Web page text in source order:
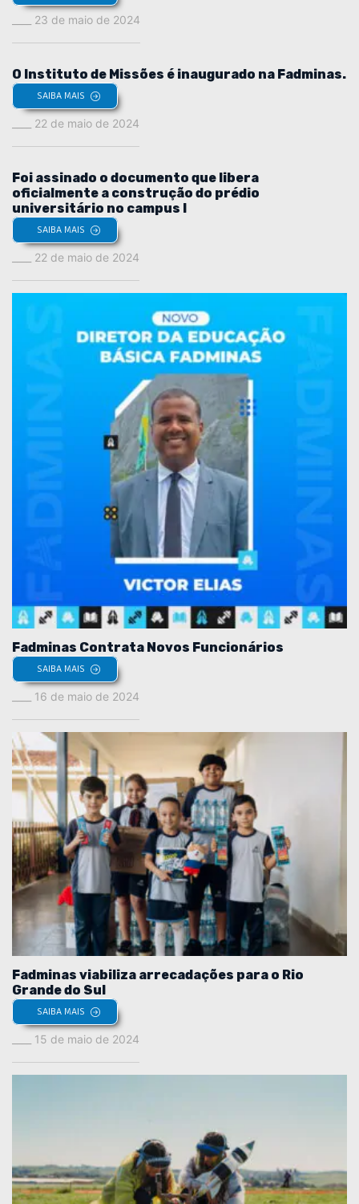
23 de maio de 2024
O Instituto de Missões é inaugurado na Fadminas.
SAIBA MAIS
22 de maio de 2024
Foi assinado o documento que libera
oficialmente a construção do prédio
universitário no campus I
SAIBA MAIS
22 de maio de 2024
Fadminas Contrata Novos Funcionários
SAIBA MAIS
16 de maio de 2024
Fadminas viabiliza arrecadações para o Rio
Grande do Sul
SAIBA MAIS
15 de maio de 2024